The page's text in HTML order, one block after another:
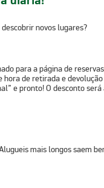
novos lugares?
para a página de
de retirada e
e pronto! O desconto
mais longos saem